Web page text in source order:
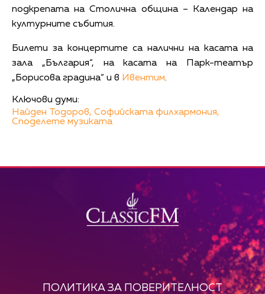
подкрепата на Столична община – Календар на
културните събития.
Билети за концертите са налични на касата на
зала „България“, на касата на Парк-театър
„Борисова градина“ и в Ивентим.
Ключови думи:
Найден Тодоров, Софийската филхармония,
Споделете музиката
ПОЛИТИКА ЗА ПОВЕРИТЕЛНОСТ